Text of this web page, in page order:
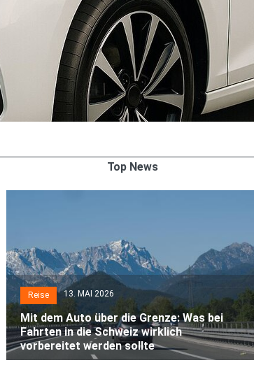
Top News
Reise 13. MAI 2026
Mit dem Auto über die Grenze: Was bei
Fahrten in die Schweiz wirklich
vorbereitet werden sollte